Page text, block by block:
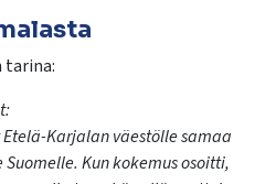
tarina:
Karjalan väestölle samaa
Kun kokemus osoitti,